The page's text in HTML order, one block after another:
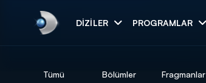
DIZILER PROGRAMLAR
Tümü Bölümler Fragmanlar